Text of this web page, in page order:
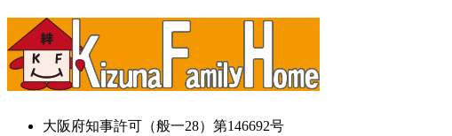
大阪府知事許可（般一28）第146692号